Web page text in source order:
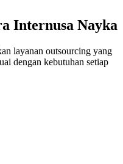
Internusa Nayka
layanan outsourcing yang
dengan kebutuhan setiap